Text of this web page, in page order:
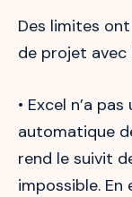
Des limites
de projet avec
• Excel n’a
automatique
rend le suivit
impossible. En